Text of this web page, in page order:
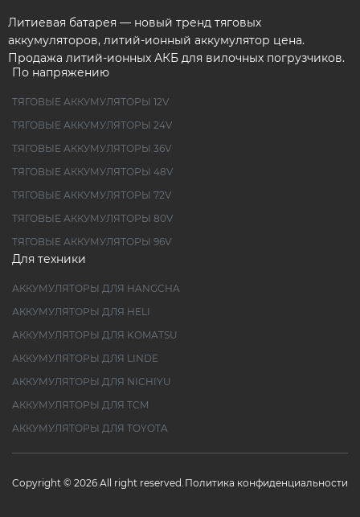
Литиевая батарея — новый тренд тяговых
аккумуляторов, литий-ионный аккумулятор цена.
Продажа литий-ионных АКБ для вилочных погрузчиков.
По напряжению
ТЯГОВЫЕ АККУМУЛЯТОРЫ 12V
ТЯГОВЫЕ АККУМУЛЯТОРЫ 24V
ТЯГОВЫЕ АККУМУЛЯТОРЫ 36V
ТЯГОВЫЕ АККУМУЛЯТОРЫ 48V
ТЯГОВЫЕ АККУМУЛЯТОРЫ 72V
ТЯГОВЫЕ АККУМУЛЯТОРЫ 80V
ТЯГОВЫЕ АККУМУЛЯТОРЫ 96V
Для техники
АККУМУЛЯТОРЫ ДЛЯ HANGCHA
АККУМУЛЯТОРЫ ДЛЯ HELI
АККУМУЛЯТОРЫ ДЛЯ KOMATSU
АККУМУЛЯТОРЫ ДЛЯ LINDE
АККУМУЛЯТОРЫ ДЛЯ NICHIYU
АККУМУЛЯТОРЫ ДЛЯ TCM
АККУМУЛЯТОРЫ ДЛЯ TOYOTA
Copyright © 2026 All right reserved. Политика конфиденциальности